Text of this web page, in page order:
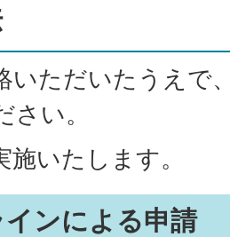
いただいたうえで
さい。
いたします。
ンによる申請